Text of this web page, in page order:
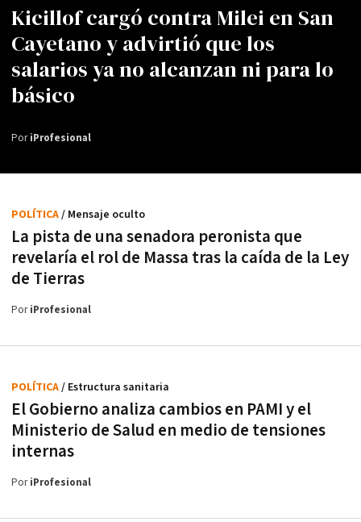
Kicillof cargó contra Milei en San
Cayetano y advirtió que los
salarios ya no alcanzan ni para lo
básico
PoriProfesional
La pista de una senadora peronista que
revelaría el rol de Massa tras la caída de la Ley
de Tierras
POLÍTICA/ Mensaje oculto
PoriProfesional
El Gobierno analiza cambios en PAMI y el
Ministerio de Salud en medio de tensiones
internas
POLÍTICA/ Estructura sanitaria
PoriProfesional